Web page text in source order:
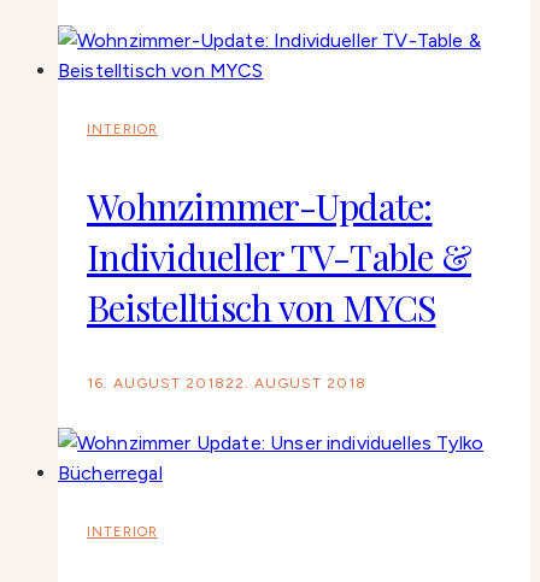
INTERIOR
Wohnzimmer-Update:
Individueller TV-Table &
Beistelltisch von MYCS
16. AUGUST 2018 22. AUGUST 2018
INTERIOR